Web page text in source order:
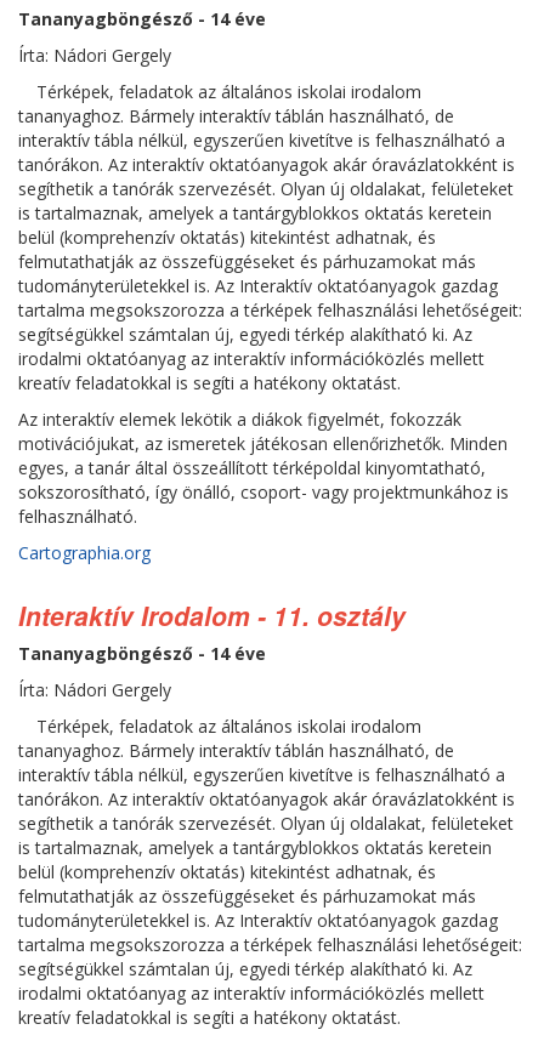
Tananyagböngésző - 14 éve
Írta: Nádori Gergely
Térképek, feladatok az általános iskolai irodalom
tananyaghoz. Bármely interaktív táblán használható, de
interaktív tábla nélkül, egyszerűen kivetítve is felhasználható a
tanórákon. Az interaktív oktatóanyagok akár óravázlatokként is
segíthetik a tanórák szervezését. Olyan új oldalakat, felületeket
is tartalmaznak, amelyek a tantárgyblokkos oktatás keretein
belül (komprehenzív oktatás) kitekintést adhatnak, és
felmutathatják az összefüggéseket és párhuzamokat más
tudományterületekkel is. Az Interaktív oktatóanyagok gazdag
tartalma megsokszorozza a térképek felhasználási lehetőségeit:
segítségükkel számtalan új, egyedi térkép alakítható ki. Az
irodalmi oktatóanyag az interaktív információközlés mellett
kreatív feladatokkal is segíti a hatékony oktatást.
Az interaktív elemek lekötik a diákok figyelmét, fokozzák
motivációjukat, az ismeretek játékosan ellenőrizhetők. Minden
egyes, a tanár által összeállított térképoldal kinyomtatható,
sokszorosítható, így önálló, csoport- vagy projektmunkához is
felhasználható.
Cartographia.org
Interaktív Irodalom - 11. osztály
Tananyagböngésző - 14 éve
Írta: Nádori Gergely
Térképek, feladatok az általános iskolai irodalom
tananyaghoz. Bármely interaktív táblán használható, de
interaktív tábla nélkül, egyszerűen kivetítve is felhasználható a
tanórákon. Az interaktív oktatóanyagok akár óravázlatokként is
segíthetik a tanórák szervezését. Olyan új oldalakat, felületeket
is tartalmaznak, amelyek a tantárgyblokkos oktatás keretein
belül (komprehenzív oktatás) kitekintést adhatnak, és
felmutathatják az összefüggéseket és párhuzamokat más
tudományterületekkel is. Az Interaktív oktatóanyagok gazdag
tartalma megsokszorozza a térképek felhasználási lehetőségeit:
segítségükkel számtalan új, egyedi térkép alakítható ki. Az
irodalmi oktatóanyag az interaktív információközlés mellett
kreatív feladatokkal is segíti a hatékony oktatást.